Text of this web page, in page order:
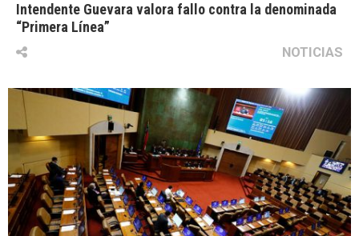
Intendente Guevara valora fallo contra la denominada
“Primera Línea”
NOTICIAS